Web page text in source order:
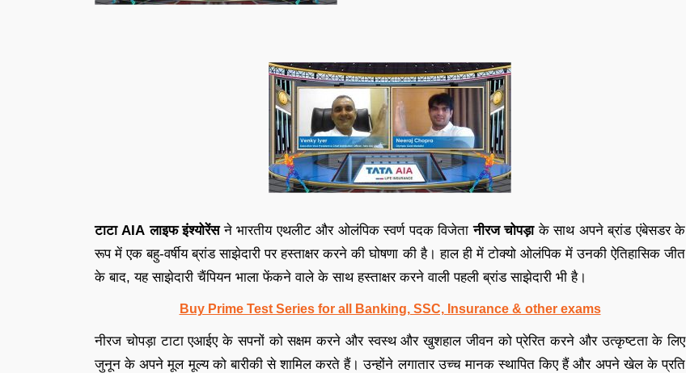
टाटा AIA लाइफ इंश्योरेंसने भारतीय एथलीट और ओलंपिक स्वर्ण पदक विजेतानीरज चोपड़ाके साथ अपने ब्रांड एंबेसडर के
रूप में एक बहु-वर्षीय ब्रांड साझेदारी पर हस्ताक्षर करने की घोषणा की है। हाल ही में टोक्यो ओलंपिक में उनकी ऐतिहासिक जीत
के बाद, यह साझेदारी चैंपियन भाला फेंकने वाले के साथ हस्ताक्षर करने वाली पहली ब्रांड साझेदारी भी है।
Buy Prime Test Series for all Banking, SSC, Insurance & other exams
नीरज चोपड़ा टाटा एआईए के सपनों को सक्षम करने और स्वस्थ और खुशहाल जीवन को प्रेरित करने और उत्कृष्टता के लिए
जुनून के अपने मूल मूल्य को बारीकी से शामिल करते हैं। उन्होंने लगातार उच्च मानक स्थापित किए हैं और अपने खेल के प्रति